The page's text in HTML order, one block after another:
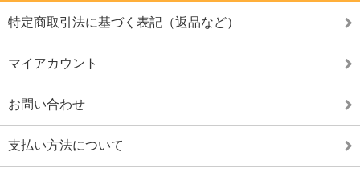
特定商取引法に基づく表記（返品など）
マイアカウント
お問い合わせ
支払い方法について